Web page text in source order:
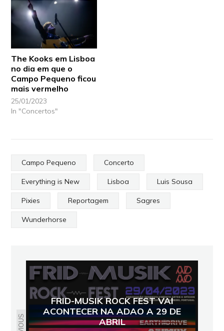
The Kooks em Lisboa
no dia em que o
Campo Pequeno ficou
mais vermelho
25/01/2023
In "Concertos"
Campo Pequeno Concerto
Everything is New Lisboa Luis Sousa
Pixies Reportagem Sagres
Wunderhorse
FRID-MUSIK ROCK FEST VAI
ACONTECER NA ADAO A 29 DE
ABRIL